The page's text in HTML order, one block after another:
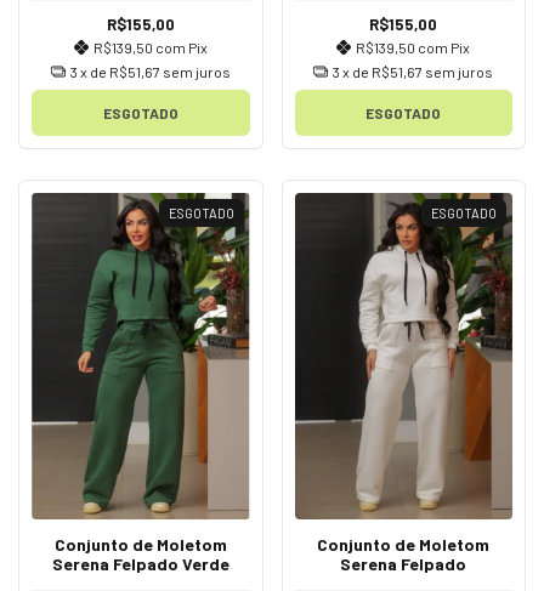
R$155,00
R$139,50 com Pix
3 x de R$51,67 sem juros
ESGOTADO
R$155,00
R$139,50 com Pix
3 x de R$51,67 sem juros
ESGOTADO
ESGOTADO
Conjunto de Moletom
Serena Felpado Verde
ESGOTADO
Conjunto de Moletom
Serena Felpado